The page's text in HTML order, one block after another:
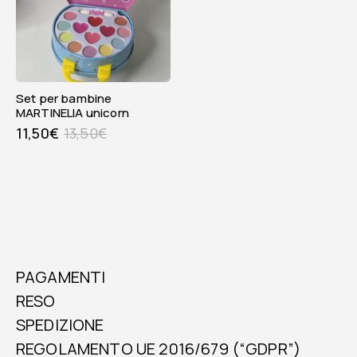
Set per bambine
MARTINELIA unicorn
13,50€
11,50€
PAGAMENTI
RESO
SPEDIZIONE
REGOLAMENTO UE 2016/679 (“GDPR”)